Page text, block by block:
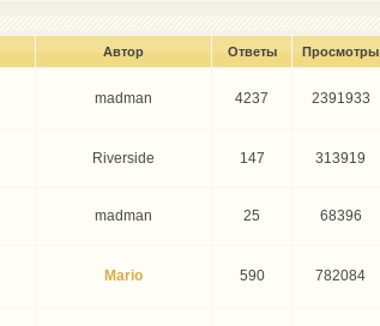
Автор Ответы Просмотры
madman 4237 2391933
Riverside 147 313919
madman 25 68396
Mario 590 782084